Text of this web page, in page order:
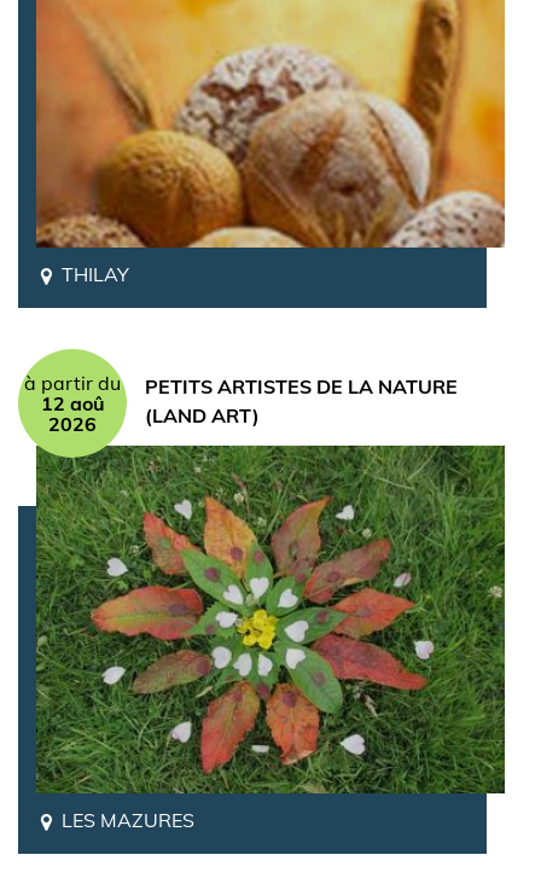
THILAY
à partir du
12 aoû
2026
PETITS ARTISTES DE LA NATURE
(LAND ART)
LES MAZURES